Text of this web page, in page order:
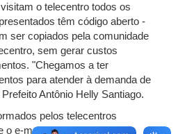
o telecentro todos os
têm código aberto -
ser copiados pela comunidade
sem gerar custos
"Chegamos a ter
para atender à demanda de
Antônio Helly Santiago.
pelos telecentros
e-mail e pelo menos 20